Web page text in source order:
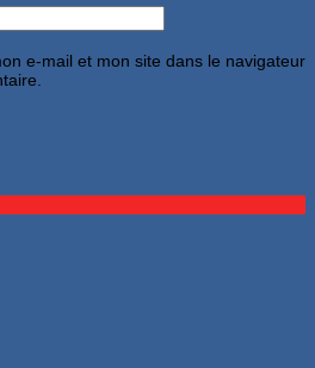
e-mail et mon site dans le navigateur